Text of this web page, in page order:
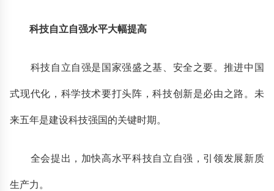
科技自立自强水平大幅提高
科技自立自强是国家强盛之基、安全之要。推进中国
式现代化，科学技术要打头阵，科技创新是必由之路。未
来五年是建设科技强国的关键时期。
全会提出，加快高水平科技自立自强，引领发展新质
生产力。